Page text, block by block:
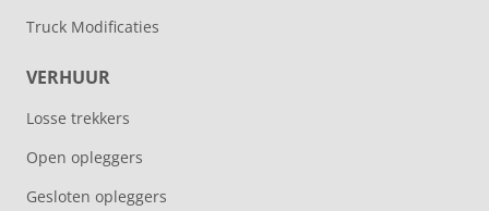
Truck Modificaties
VERHUUR
Losse trekkers
Open opleggers
Gesloten opleggers